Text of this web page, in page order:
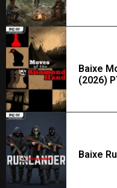
Baixe
(2026)
Baixe